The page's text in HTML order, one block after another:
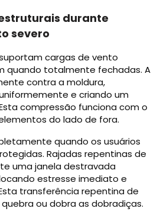
durante
severo
cargas de vento
quando totalmente fechadas. A
contra a moldura,
e criando um
compressão funciona com o
do lado de fora.
quando os usuários
Rajadas repentinas de
uma janela destravada
estresse imediato e
transferência repentina de
ou dobra as dobradiças.